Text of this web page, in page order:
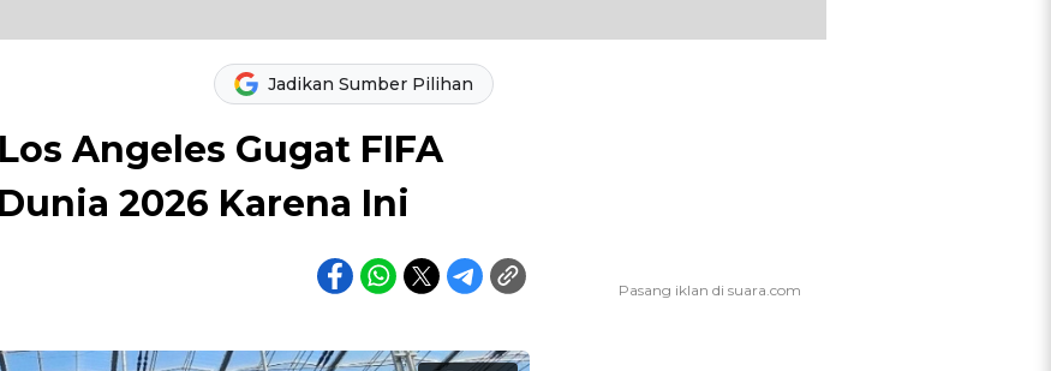
Jadikan Sumber Pilihan
Angeles Gugat FIFA
2026 Karena Ini